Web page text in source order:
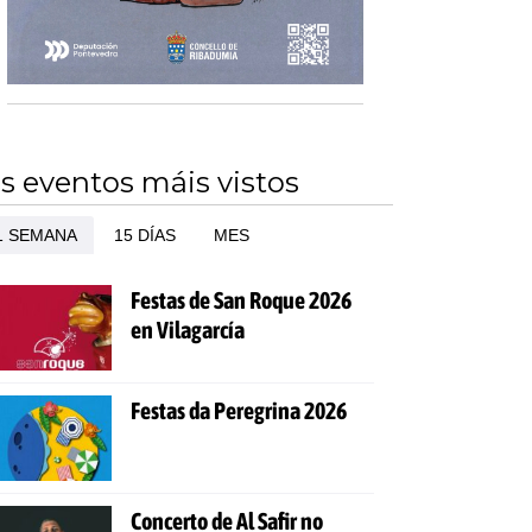
eventos máis vistos
SEMANA 15 DÍAS MES
Festas de San Roque 2026
en Vilagarcía
Festas da Peregrina 2026
Concerto de Al Safir no